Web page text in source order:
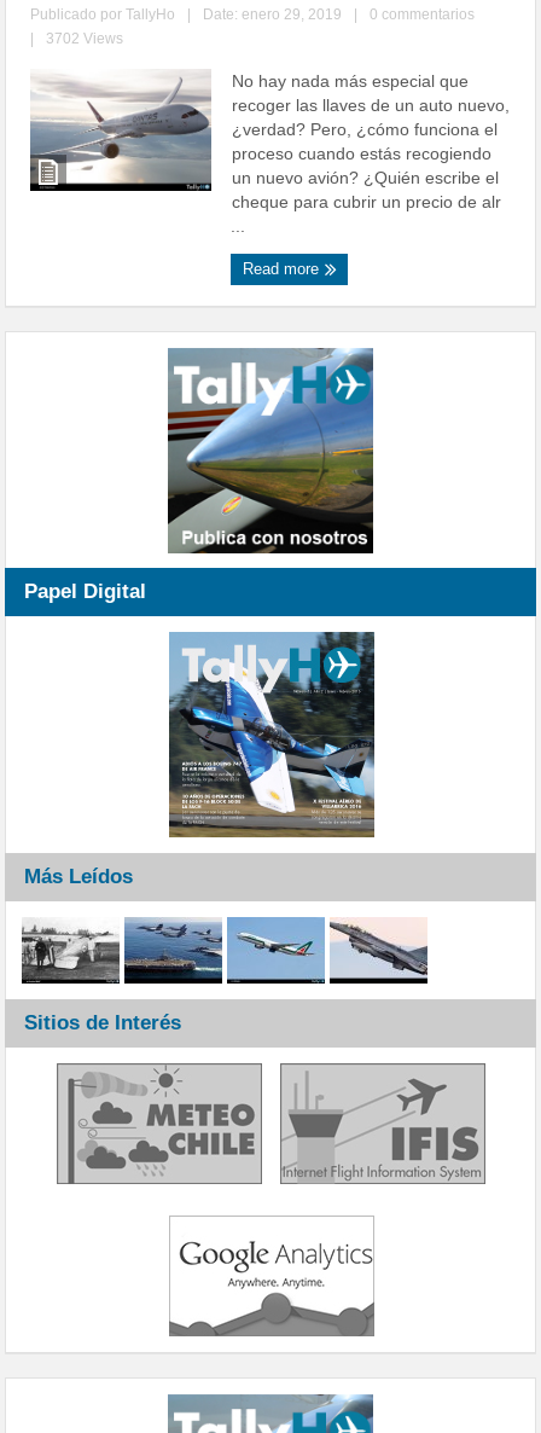
Publicado porTallyHo Date: enero 29, 2019
0 commentarios
3702 Views
No hay nada más especial que
recoger las llaves de un auto nuevo,
¿verdad? Pero, ¿cómo funciona el
proceso cuando estás recogiendo
un nuevo avión? ¿Quién escribe el
cheque para cubrir un precio de alr
...
Read more
Papel Digital
Más Leídos
Sitios de Interés